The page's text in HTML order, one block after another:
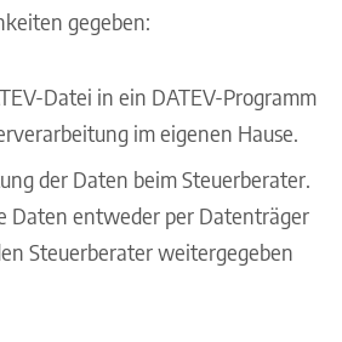
gegeben:
Datei in ein DATEV-Programm
im eigenen Hause.
der Daten beim Steuerberater.
Daten entweder per Datenträger
Steuerberater weitergegeben